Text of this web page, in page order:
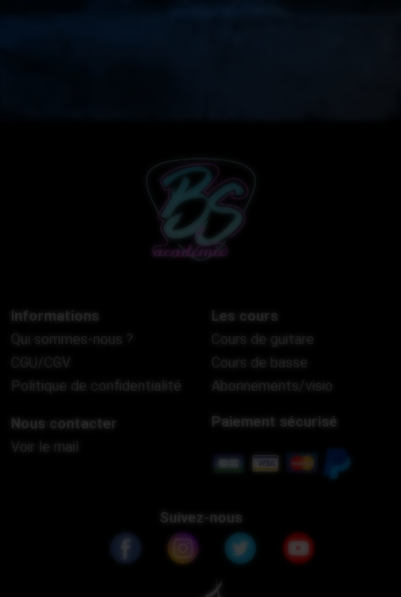
Informations
Qui sommes-nous ?
Politique de confidentialité
Les cours
Cours de guitare
Cours de basse
Abonnements/visio
Nous contacter
Voir le mail
Paiement sécurisé
Suivez-nous